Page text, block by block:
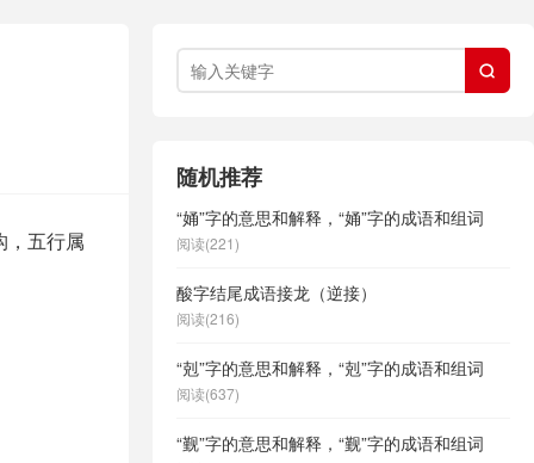
，五行属

随机推荐
“㛚”字的意思和解释，“㛚”字的成语和组词
阅读(221)
酸字结尾成语接龙（逆接）
阅读(216)
“剋”字的意思和解释，“剋”字的成语和组词
阅读(637)
“觐”字的意思和解释，“觐”字的成语和组词